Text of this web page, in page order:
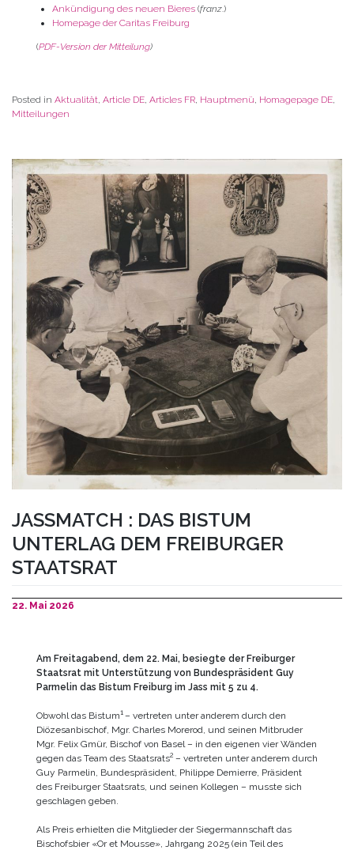
Ankündigung des neuen Bieres(franz.)
Homepage der Caritas Freiburg
(PDF-Version der Mitteilung)
Posted in Aktualität Article DE Articles FR Hauptmenü Homagepage DE
Mitteilungen
JASSMATCH : DAS BISTUM
UNTERLAG DEM FREIBURGER
STAATSRAT
22. Mai 2026
Am Freitagabend, dem 22. Mai, besiegte der Freiburger
Staatsrat mit Unterstützung von Bundespräsident Guy
Parmelin das Bistum Freiburg im Jass mit 5 zu 4.
Obwohl das Bistum1 – vertreten unter anderem durch den
Diözesanbischof, Mgr. Charles Morerod, und seinen Mitbruder
Mgr. Felix Gmür, Bischof von Basel – in den eigenen vier Wänden
gegen das Team des Staatsrats2 – vertreten unter anderem durch
Guy Parmelin, Bundespräsident, Philippe Demierre, Präsident
des Freiburger Staatsrats, und seinen Kollegen – musste sich
geschlagen geben.
Als Preis erhielten die Mitglieder der Siegermannschaft das
Bischofsbier «Or et Mousse», Jahrgang 2025 (ein Teil des